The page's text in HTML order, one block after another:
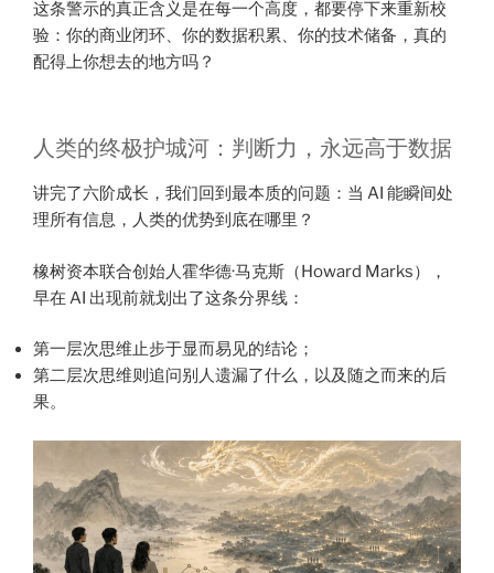
这条警示的真正含义是在每一个高度，都要停下来重新校
验：你的商业闭环、你的数据积累、你的技术储备，真的
配得上你想去的地方吗？
人类的终极护城河：判断力，永远高于数据
讲完了六阶成长，我们回到最本质的问题：当 AI 能瞬间处
理所有信息，人类的优势到底在哪里？
橡树资本联合创始人霍华德·马克斯（Howard Marks），
早在 AI 出现前就划出了这条分界线：
第一层次思维止步于显而易见的结论；
第二层次思维则追问别人遗漏了什么，以及随之而来的后
果。